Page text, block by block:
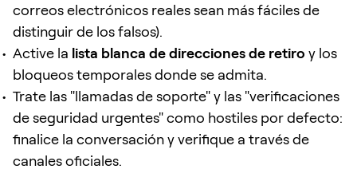
correos electrónicos reales sean más fáciles de
distinguir de los falsos).
Active la lista blanca de direcciones de retiro y los
bloqueos temporales donde se admita.
Trate las "llamadas de soporte" y las "verificaciones
de seguridad urgentes" como hostiles por defecto:
finalice la conversación y verifique a través de
canales oficiales.